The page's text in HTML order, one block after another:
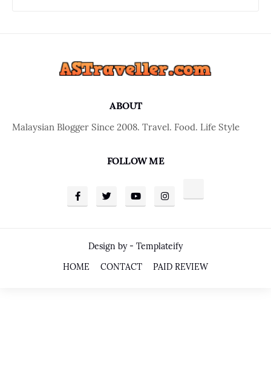
ABOUT
Malaysian Blogger Since 2008. Travel. Food. Life Style
FOLLOW ME
Design by - Templateify
HOME
CONTACT PAID REVIEW